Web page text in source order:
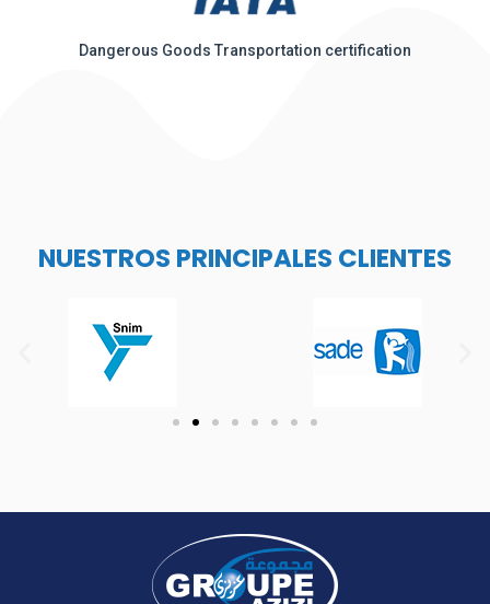
Dangerous Goods Transportation certification
NUESTROS PRINCIPALES CLIENTES